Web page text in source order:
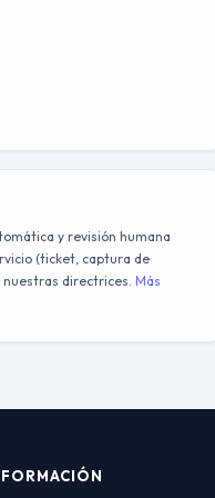
y revisión humana
(ticket, captura de
nuestras directrices. Más